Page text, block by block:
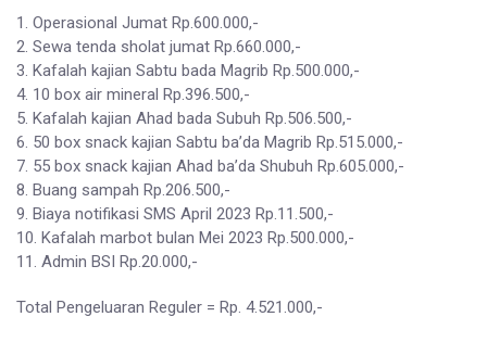
1. Operasional Jumat Rp.600.000,-
2. Sewa tenda sholat jumat Rp.660.000,-
3. Kafalah kajian Sabtu bada Magrib Rp.500.000,-
4. 10 box air mineral Rp.396.500,-
5. Kafalah kajian Ahad bada Subuh Rp.506.500,-
6. 50 box snack kajian Sabtu ba’da Magrib Rp.515.000,-
7. 55 box snack kajian Ahad ba’da Shubuh Rp.605.000,-
8. Buang sampah Rp.206.500,-
9. Biaya notifikasi SMS April 2023 Rp.11.500,-
10. Kafalah marbot bulan Mei 2023 Rp.500.000,-
11. Admin BSI Rp.20.000,-
Total Pengeluaran Reguler = Rp. 4.521.000,-